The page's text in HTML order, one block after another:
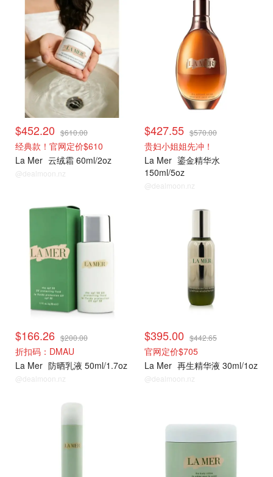
$452.20 $610.00
经典款！官网定价$610
La Mer 云绒霜 60ml/2oz
@dealmoon.nz
$427.55 $570.00
贵妇小姐姐先冲！
La Mer 鎏金精华水
150ml/5oz
@dealmoon.nz
La Mer
$166.26 $200.00
折扣码：DMAU
La Mer 防晒乳液 50ml/1.7oz
@dealmoon.nz
$395.00 $442.65
官网定价$705
La Mer 再生精华液 30ml/1oz
@dealmoon.nz